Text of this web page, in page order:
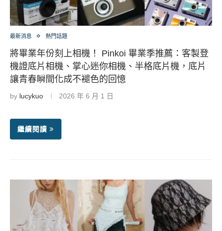
最新消息 熱門話題
將畢業年份刻上相機！ Pinkoi 畢業季推薦：客製登
機證底片相機、掌心迷你相機、半格底片機，底片
讓青春瞬間化成不褪色的回憶
by lucykuo 2026 年 6 月 1 日
繼續閱讀